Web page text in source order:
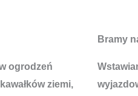
ogrodzeń
ziemi,
Bramy